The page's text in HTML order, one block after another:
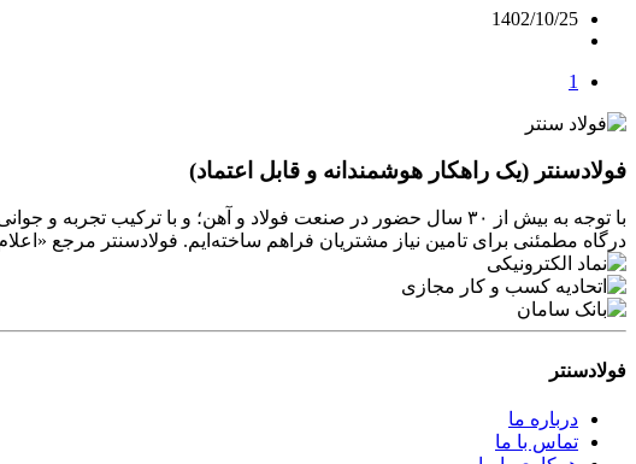
1402/10/25
1
فولادسنتر (یک راهکار هوشمندانه و قابل اعتماد)
با توجه به بیش از ۳۰ سال حضور در صنعت فولاد و آهن؛ و با
درگاه مطمئنی برای تامین نیاز مشتریان فراهم ساخته‌ایم. فولادسنتر مرجع
فولادسنتر
درباره ما
تماس با ما